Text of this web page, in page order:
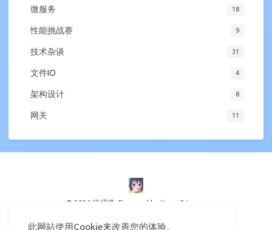
此网站使用Cookie来改善您的体验。
微服务 18
性能挑战赛 9
技术杂谈 31
文件IO 4
架构设计 8
网关 11
© 2026 徐靖峰 Powered by Hexo & Icarus